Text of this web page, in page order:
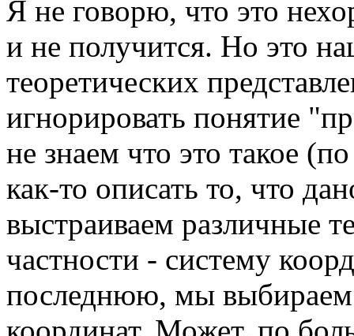
Я не говорю, что это
и не получится. Но это
теоретических
игнорировать понятие
не знаем что это такое
как-то описать то, что
выстраиваем различные
частности - систему
последнюю, мы выбираем